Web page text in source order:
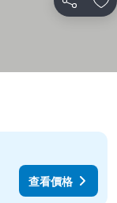
分享 加
查看價格